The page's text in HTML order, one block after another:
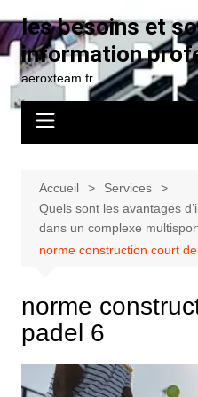
au
contenu
les besoins et
information
aeroxteam.fr
Accueil
Services
Quels sont les avantages
dans un complexe
norme construction court
norme
padel 6